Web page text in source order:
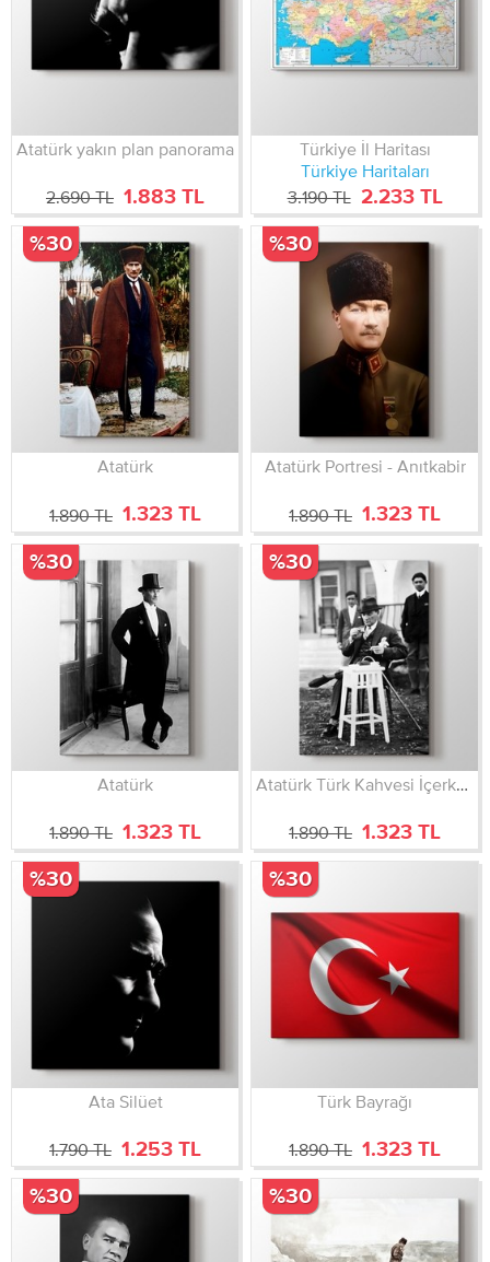
Atatürk yakın plan panorama
2.690 TL 1.883 TL
Türkiye İl Haritası
Türkiye Haritaları
3.190 TL 2.233 TL
Atatürk
1.890 TL 1.323 TL
%30
Atatürk Portresi - Anıtkabir
1.890 TL 1.323 TL
%30
Atatürk
1.890 TL 1.323 TL
%30
1.890 TL 1.323 TL
%30
Ata Silüet
1.790 TL 1.253 TL
%30
Türk Bayrağı
1.890 TL 1.323 TL
%30
%30 %30